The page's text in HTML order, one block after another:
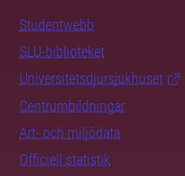
Studentwebb
SLU-biblioteket
Universitetsdjursjukhuset
Centrumbildningar
Art- och miljödata
Officiell statistik